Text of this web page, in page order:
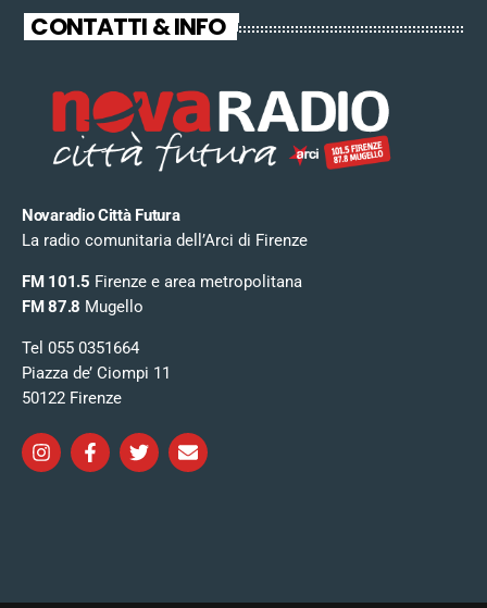
CONTATTI & INFO
Novaradio Città Futura
La radio comunitaria dell’Arci di Firenze
FM 101.5 Firenze e area metropolitana
FM 87.8 Mugello
Tel 055 0351664
Piazza de’ Ciompi 11
50122 Firenze